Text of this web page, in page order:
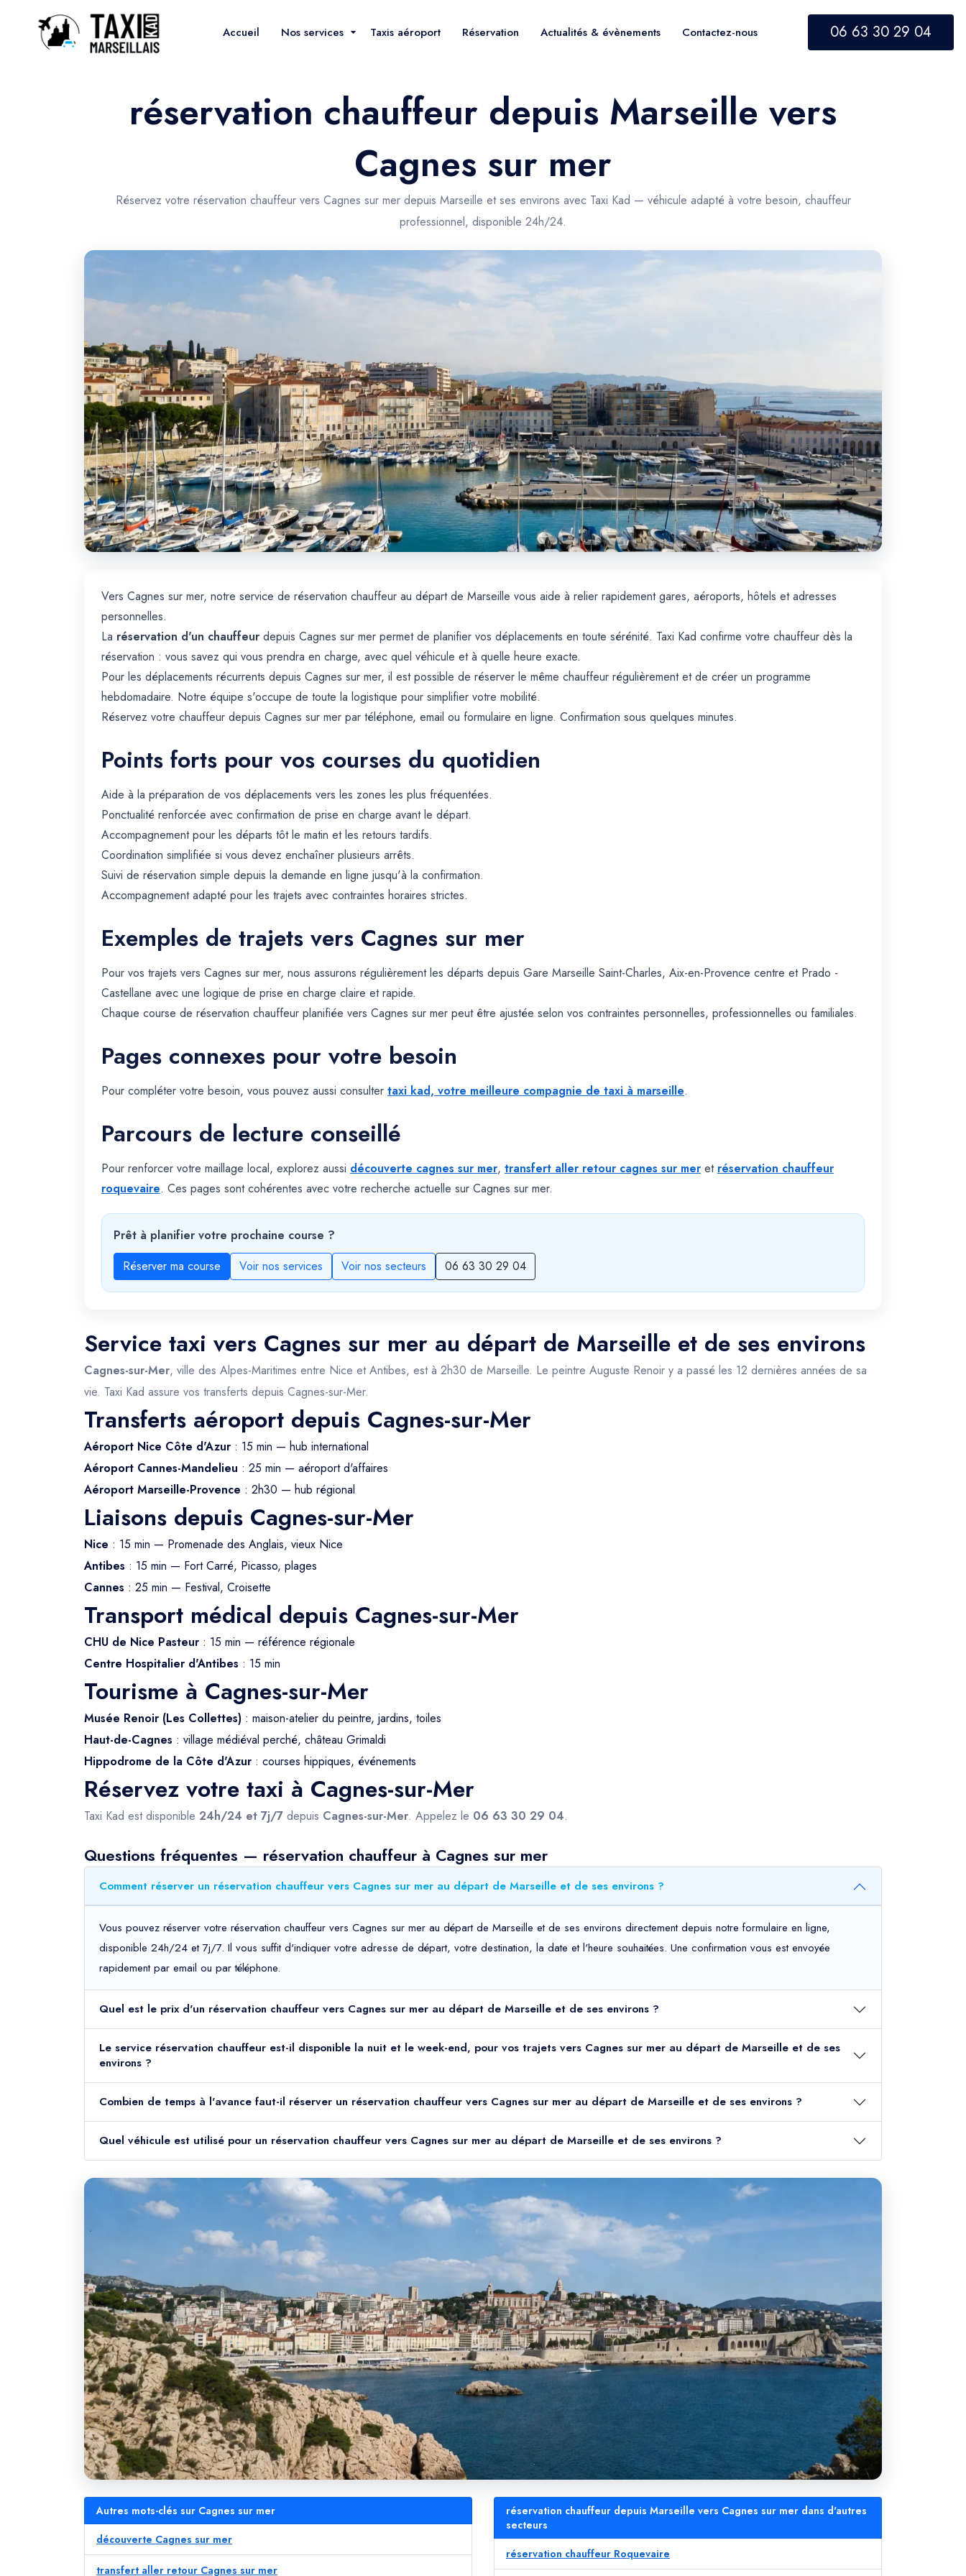
Accueil Nos services Taxis aéroport Réservation Actualités & évènements Contactez-nous 06 63 30 29 04
réservation chauffeur depuis Marseille vers
Cagnes sur mer
Réservez votre réservation chauffeur vers Cagnes sur mer depuis Marseille et ses environs avec Taxi Kad — véhicule adapté à votre besoin, chauffeur
professionnel, disponible 24h/24.
Vers Cagnes sur mer, notre service de réservation chauffeur au départ de Marseille vous aide à relier rapidement gares, aéroports, hôtels et adresses
personnelles.
La réservation d'un chauffeur depuis Cagnes sur mer permet de planifier vos déplacements en toute sérénité. Taxi Kad confirme votre chauffeur dès la
réservation : vous savez qui vous prendra en charge, avec quel véhicule et à quelle heure exacte.
Pour les déplacements récurrents depuis Cagnes sur mer, il est possible de réserver le même chauffeur régulièrement et de créer un programme
hebdomadaire. Notre équipe s'occupe de toute la logistique pour simplifier votre mobilité.
Réservez votre chauffeur depuis Cagnes sur mer par téléphone, email ou formulaire en ligne. Confirmation sous quelques minutes.
Points forts pour vos courses du quotidien
Aide à la préparation de vos déplacements vers les zones les plus fréquentées.
Ponctualité renforcée avec confirmation de prise en charge avant le départ.
Accompagnement pour les départs tôt le matin et les retours tardifs.
Coordination simplifiée si vous devez enchaîner plusieurs arrêts.
Suivi de réservation simple depuis la demande en ligne jusqu'à la confirmation.
Accompagnement adapté pour les trajets avec contraintes horaires strictes.
Exemples de trajets vers Cagnes sur mer
Pour vos trajets vers Cagnes sur mer, nous assurons régulièrement les départs depuis Gare Marseille Saint-Charles, Aix-en-Provence centre et Prado -
Castellane avec une logique de prise en charge claire et rapide.
Chaque course de réservation chauffeur planifiée vers Cagnes sur mer peut être ajustée selon vos contraintes personnelles, professionnelles ou familiales.
Pages connexes pour votre besoin
Pour compléter votre besoin, vous pouvez aussi consulter taxi kad, votre meilleure compagnie de taxi à marseille.
Parcours de lecture conseillé
Pour renforcer votre maillage local, explorez aussi découverte cagnes sur mer, transfert aller retour cagnes sur mer et réservation chauffeur
roquevaire. Ces pages sont cohérentes avec votre recherche actuelle sur Cagnes sur mer.
Prêt à planifier votre prochaine course ?
Réserver ma course
Voir nos services Voir nos secteurs 06 63 30 29 04
Service taxi vers Cagnes sur mer au départ de Marseille et de ses environs
Cagnes-sur-Mer, ville des Alpes-Maritimes entre Nice et Antibes, est à 2h30 de Marseille. Le peintre Auguste Renoir y a passé les 12 dernières années de sa
vie. Taxi Kad assure vos transferts depuis Cagnes-sur-Mer.
Transferts aéroport depuis Cagnes-sur-Mer
Aéroport Nice Côte d'Azur : 15 min — hub international
Aéroport Cannes-Mandelieu : 25 min — aéroport d'affaires
Aéroport Marseille-Provence : 2h30 — hub régional
Liaisons depuis Cagnes-sur-Mer
Nice : 15 min — Promenade des Anglais, vieux Nice
Antibes : 15 min — Fort Carré, Picasso, plages
Cannes : 25 min — Festival, Croisette
Transport médical depuis Cagnes-sur-Mer
CHU de Nice Pasteur : 15 min — référence régionale
Centre Hospitalier d'Antibes : 15 min
Tourisme à Cagnes-sur-Mer
Musée Renoir (Les Collettes) : maison-atelier du peintre, jardins, toiles
Haut-de-Cagnes : village médiéval perché, château Grimaldi
Hippodrome de la Côte d'Azur : courses hippiques, événements
Réservez votre taxi à Cagnes-sur-Mer
Taxi Kad est disponible 24h/24 et 7j/7 depuis Cagnes-sur-Mer. Appelez le 06 63 30 29 04.
Questions fréquentes — réservation chauffeur à Cagnes sur mer
Comment réserver un réservation chauffeur vers Cagnes sur mer au départ de Marseille et de ses environs ?
Vous pouvez réserver votre réservation chauffeur vers Cagnes sur mer au départ de Marseille et de ses environs directement depuis notre formulaire en ligne,
disponible 24h/24 et 7j/7. Il vous suffit d'indiquer votre adresse de départ, votre destination, la date et l'heure souhaitées. Une confirmation vous est envoyée
rapidement par email ou par téléphone.
Quel est le prix d'un réservation chauffeur vers Cagnes sur mer au départ de Marseille et de ses environs ?
Le service réservation chauffeur est-il disponible la nuit et le week-end, pour vos trajets vers Cagnes sur mer au départ de Marseille et de ses
environs ?
Combien de temps à l'avance faut-il réserver un réservation chauffeur vers Cagnes sur mer au départ de Marseille et de ses environs ?
Quel véhicule est utilisé pour un réservation chauffeur vers Cagnes sur mer au départ de Marseille et de ses environs ?
Autres mots-clés sur Cagnes sur mer
découverte Cagnes sur mer
transfert aller retour Cagnes sur mer
réservation chauffeur depuis Marseille vers Cagnes sur mer dans d'autres
secteurs
réservation chauffeur Roquevaire